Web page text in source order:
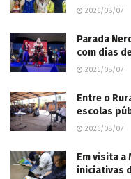
2026/08/07
Parada
com dias
2026/08/07
Entre o
escolas
2026/08/07
Em visita a
iniciativas